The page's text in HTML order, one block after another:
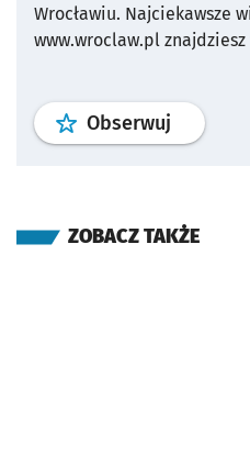
Wrocławiu. Najciekawsze
www.wroclaw.pl znajdziesz
Obserwuj profil
ZOBACZ TAKŻE